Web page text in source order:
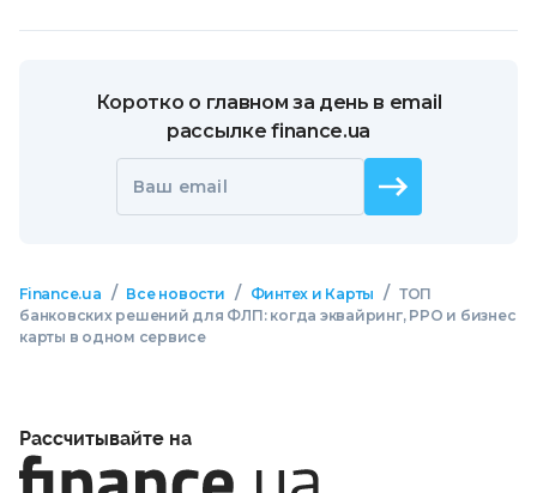
Коротко о главном за день в email
рассылке finance.ua
Ваш email
Finance.ua / Все новости / Финтех и Карты / ТОП
банковских решений для ФЛП: когда эквайринг, РРО и бизнес
карты в одном сервисе
Рассчитывайте на